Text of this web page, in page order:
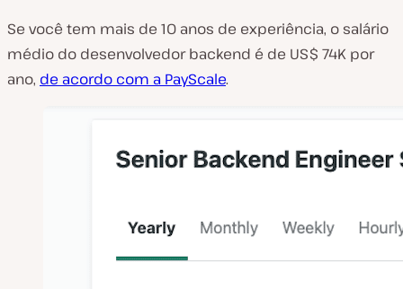
Se você tem mais de 10 anos de experiência, o salário
médio do desenvolvedor backend é de US$ 74K por
ano, de acordo com a PayScale.